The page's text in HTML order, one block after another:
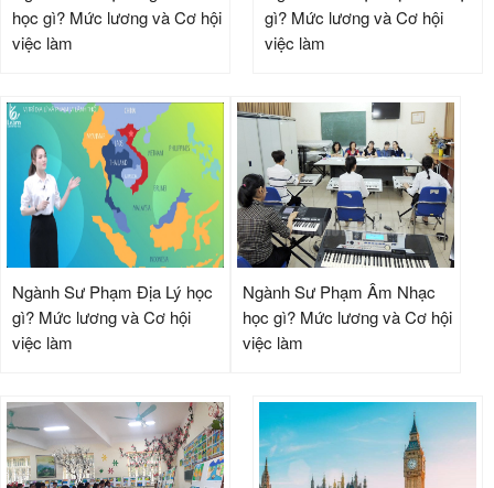
học gì? Mức lương và Cơ hội
việc làm
gì? Mức lương và Cơ hội
việc làm
Ngành Sư Phạm Địa Lý học
gì? Mức lương và Cơ hội
việc làm
Ngành Sư Phạm Âm Nhạc
học gì? Mức lương và Cơ hội
việc làm